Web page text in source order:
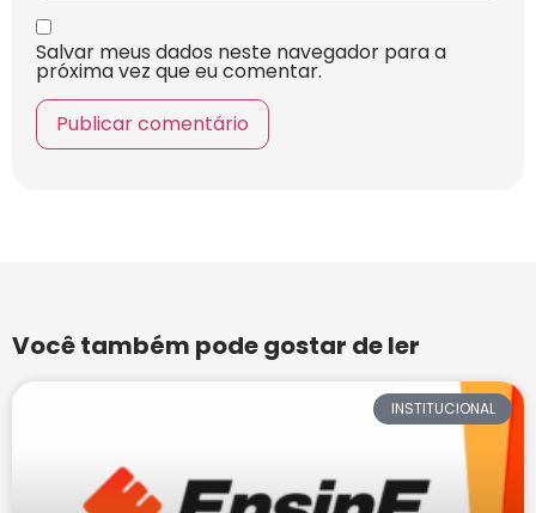
Salvar meus dados neste navegador para a
próxima vez que eu comentar.
Você também pode gostar de ler
INSTITUCIONAL